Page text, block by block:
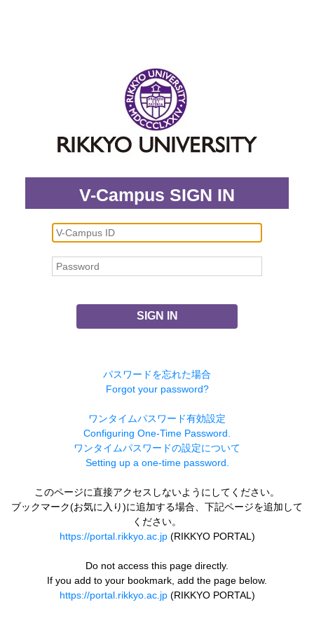
V-Campus SIGN IN
SIGN IN
パスワードを忘れた場合
Forgot your password?
ワンタイムパスワード有効設定
Configuring One-Time Password.
ワンタイムパスワードの設定について
Setting up a one-time password.
このページに直接アクセスしないようにしてください。
ブックマーク(お気に入り)に追加する場合、下記ページを追加して
ください。
https://portal.rikkyo.ac.jp(RIKKYO PORTAL)
Do not access this page directly.
If you add to your bookmark, add the page below.
https://portal.rikkyo.ac.jp(RIKKYO PORTAL)